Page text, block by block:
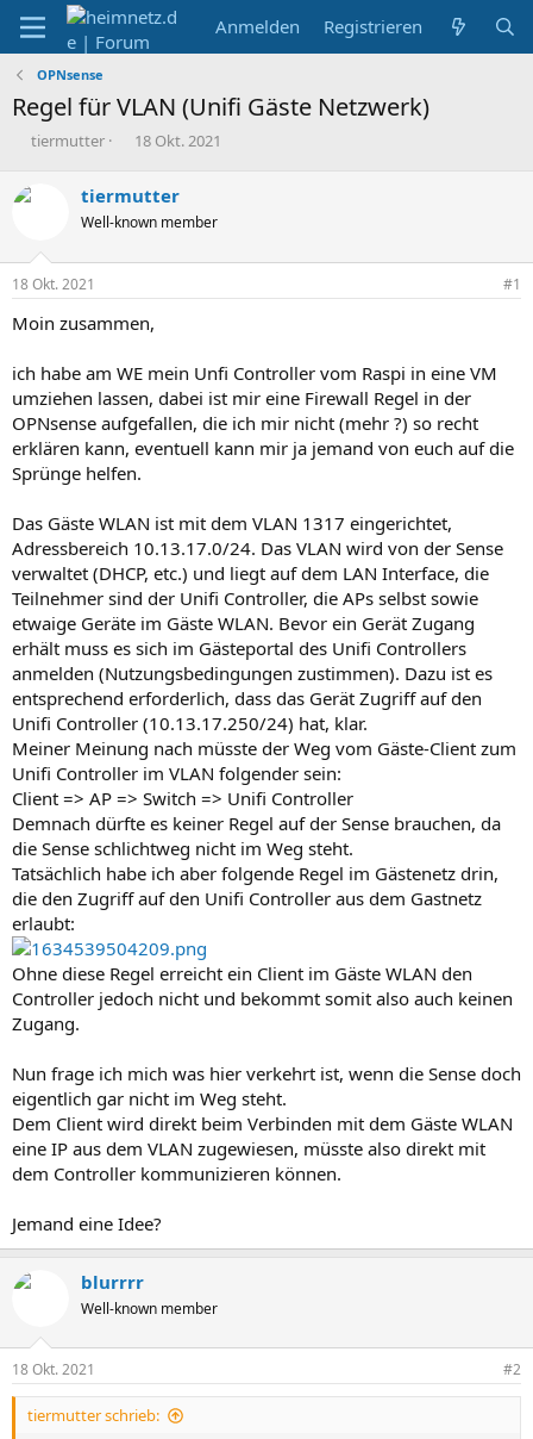
Anmelden Registrieren
OPNsense
Regel für VLAN (Unifi Gäste Netzwerk)
E
t
l
e
tiermutter
E
t
e
l
m
18 Okt. 2021
tiermutter
Well-known member
18 Okt. 2021 #1
Moin zusammen,
ich habe am WE mein Unfi Controller vom Raspi in eine VM
umziehen lassen, dabei ist mir eine Firewall Regel in der
OPNsense aufgefallen, die ich mir nicht (mehr ?) so recht
erklären kann, eventuell kann mir ja jemand von euch auf die
Sprünge helfen.
Das Gäste WLAN ist mit dem VLAN 1317 eingerichtet,
Adressbereich 10.13.17.0/24. Das VLAN wird von der Sense
verwaltet (DHCP, etc.) und liegt auf dem LAN Interface, die
Teilnehmer sind der Unifi Controller, die APs selbst sowie
etwaige Geräte im Gäste WLAN. Bevor ein Gerät Zugang
erhält muss es sich im Gästeportal des Unifi Controllers
anmelden (Nutzungsbedingungen zustimmen). Dazu ist es
entsprechend erforderlich, dass das Gerät Zugriff auf den
Unifi Controller (10.13.17.250/24) hat, klar.
Meiner Meinung nach müsste der Weg vom Gäste-Client zum
Unifi Controller im VLAN folgender sein:
Client => AP => Switch => Unifi Controller
Demnach dürfte es keiner Regel auf der Sense brauchen, da
die Sense schlichtweg nicht im Weg steht.
Tatsächlich habe ich aber folgende Regel im Gästenetz drin,
die den Zugriff auf den Unifi Controller aus dem Gastnetz
erlaubt:
Ohne diese Regel erreicht ein Client im Gäste WLAN den
Controller jedoch nicht und bekommt somit also auch keinen
Zugang.
Nun frage ich mich was hier verkehrt ist, wenn die Sense doch
eigentlich gar nicht im Weg steht.
Dem Client wird direkt beim Verbinden mit dem Gäste WLAN
eine IP aus dem VLAN zugewiesen, müsste also direkt mit
dem Controller kommunizieren können.
Jemand eine Idee?
blurrrr
Well-known member
18 Okt. 2021 #2
tiermutter schrieb: